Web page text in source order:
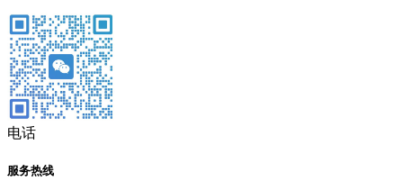
电话
服务热线